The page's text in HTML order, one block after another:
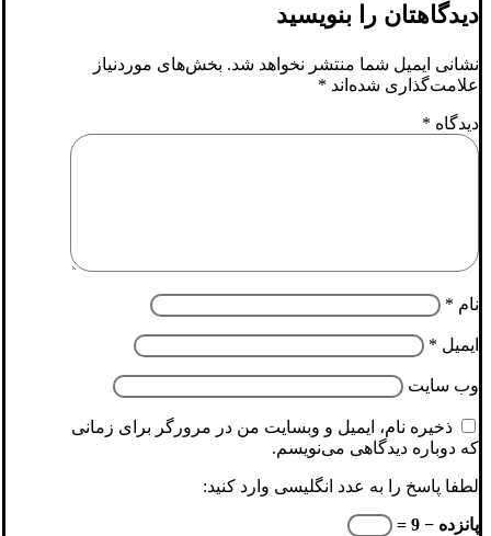
دیدگاهتان را بنویسید
نشانی ایمیل شما منتشر نخواهد شد. بخش‌های موردنیاز
علامت‌گذاری شده‌اند *
دیدگاه *
نام *
ایمیل *
وب‌ سایت
ذخیره نام، ایمیل و وبسایت من در مرورگر برای زمانی
که دوباره دیدگاهی می‌نویسم.
لطفا پاسخ را به عدد انگلیسی وارد کنید:
پانزده − 9 =